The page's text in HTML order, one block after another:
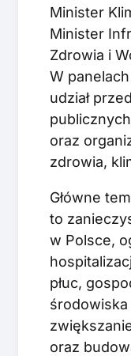
Minister
Minister
Zdrowia i
W
udział
oraz
zdrowia,
Główne
to
w Polsce,
płuc,
oraz